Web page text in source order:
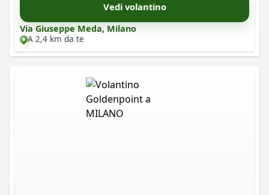
Vedi volantino
Via Giuseppe Meda, Milano
A 2,4 km da te